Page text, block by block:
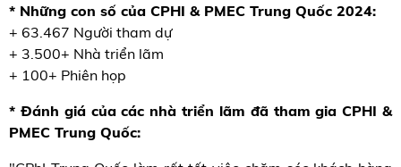
* Những con số của CPHI & PMEC Trung Quốc 2024:
+ 63.467 Người tham dự
+ 3.500+ Nhà triển lãm
+ 100+ Phiên họp
* Đánh giá của các nhà triển lãm đã tham gia CPHI &
PMEC Trung Quốc: